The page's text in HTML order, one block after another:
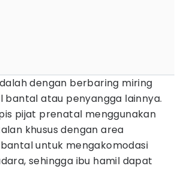
dengan berbaring miring
bantal atau penyangga lainnya.
pijat prenatal menggunakan
khusus dengan area
untuk mengakomodasi
sehingga ibu hamil dapat